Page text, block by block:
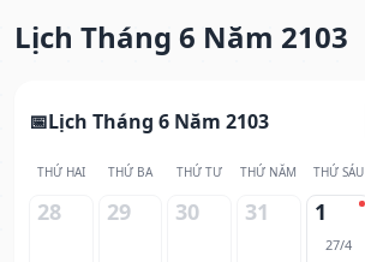
Lịch Tháng 6 Năm 2103
Lịch Tháng 6 Năm 2103
THỨ HAI THỨ BA THỨ TƯ THỨ NĂM THỨ SÁU
28 29 30 31 1
27/4